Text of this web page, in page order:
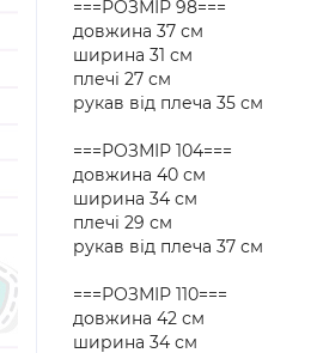
===РОЗМІР 98===
довжина 37 см
ширина 31 см
плечі 27 см
рукав від плеча 35 см
===РОЗМІР 104===
довжина 40 см
ширина 34 см
плечі 29 см
рукав від плеча 37 см
===РОЗМІР 110===
довжина 42 см
ширина 34 см